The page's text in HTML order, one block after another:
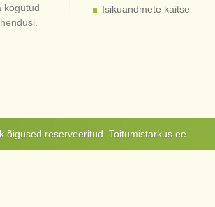
kogutud
Isikuandmete kaitse
õigused reserveeritud. Toitumistarkus.ee